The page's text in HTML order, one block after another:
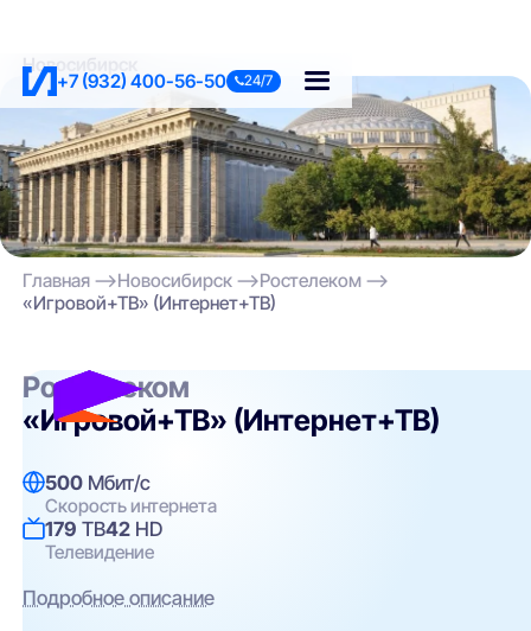
+7 (932) 400-56-50 24/7
Новосибирск
Главная Новосибирск
Ростелеком
«Игровой+ТВ» (Интернет+ТВ)
Ростелеком
«Игровой+ТВ» (Интернет+ТВ)
500 Мбит/с
Скорость интернета
179 ТВ42 HD
Телевидение
Подробное описание